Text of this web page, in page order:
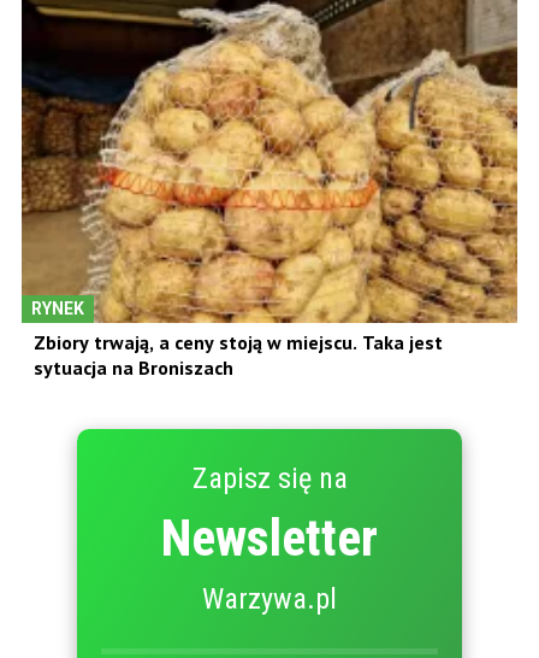
RYNEK
Zbiory trwają, a ceny stoją w miejscu. Taka jest
sytuacja na Broniszach
Zapisz się na
Newsletter
Warzywa.pl